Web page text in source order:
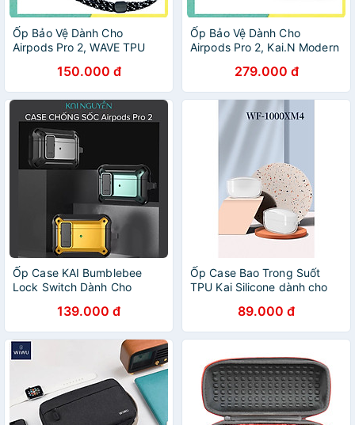
Ốp Bảo Vệ Dành Cho
Airpods Pro 2, WAVE TPU
150.000 đ
Ốp Bảo Vệ Dành Cho
Airpods Pro 2, Kai.N Modern
279.000 đ
Ốp Case KAI Bumblebee
Lock Switch Dành Cho
Móc Treo - Hàng Chính
Hãng
139.000 đ
Ốp Case Bao Trong Suốt
TPU Kai Silicone dành cho
chính hãng89.000 đ